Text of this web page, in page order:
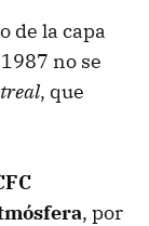
de la capa
no se
, que
, por